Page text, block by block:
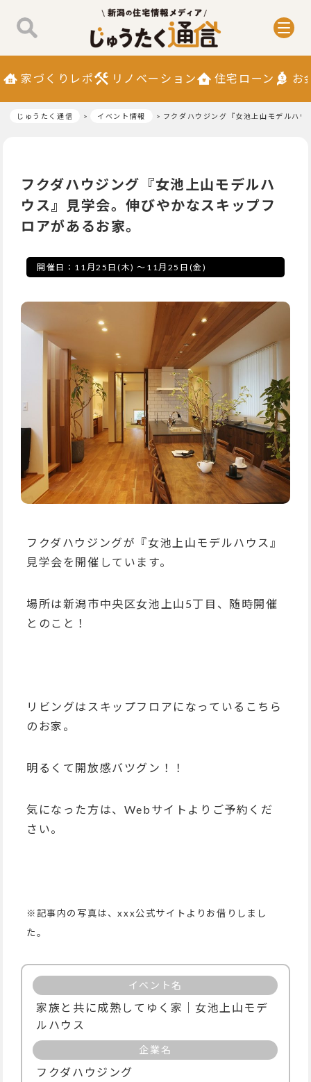
家づくりレポ リノベーション 住宅ローン お
じゅうたく通信 イベント情報 フクダハウジング『女池上山モデルハ
フクダハウジング『女池上山モデルハ
ウス』見学会。伸びやかなスキップフ
ロアがあるお家。
開催日： 11月25日(木) ～ 11月25日(金)
フクダハウジングが『女池上山モデルハウス』
見学会を開催しています。
場所は新潟市中央区女池上山5丁目、随時開催
とのこと！
リビングはスキップフロアになっているこちら
のお家。
明るくて開放感バツグン！！
気になった方は、Webサイトよりご予約くだ
さい。
※記事内の写真は、xxx公式サイトよりお借りしまし
た。
イベント名
家族と共に成熟してゆく家｜女池上山モデ
ルハウス
企業名
フクダハウジング